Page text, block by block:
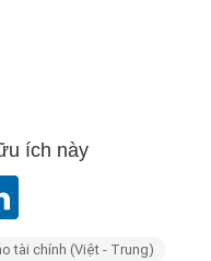
ích này
tài chính (Việt - Trung)